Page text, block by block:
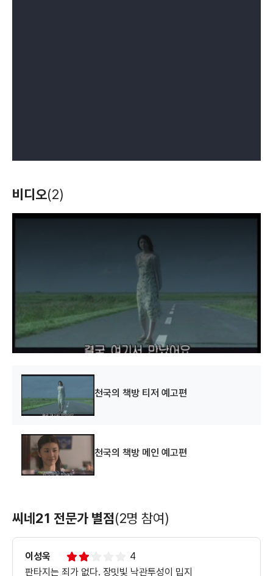
비디오(2)
천국의 책방 티저 예고편
천국의 책방 메인 예고편
씨네21 전문가 별점(2명 참여)
이성욱
4
판타지는 죄가 없다. 장밋빛 낙관투성이 밉지